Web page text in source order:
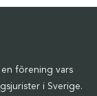
en förening vars
i Sverige.